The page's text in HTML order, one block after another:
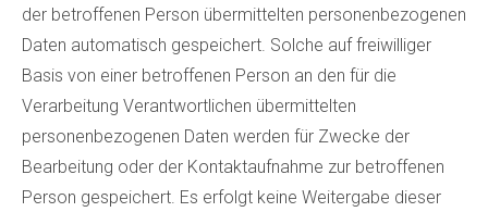
der betroffenen Person übermittelten personenbezogenen
Daten automatisch gespeichert. Solche auf freiwilliger
Basis von einer betroffenen Person an den für die
Verarbeitung Verantwortlichen übermittelten
personenbezogenen Daten werden für Zwecke der
Bearbeitung oder der Kontaktaufnahme zur betroffenen
Person gespeichert. Es erfolgt keine Weitergabe dieser